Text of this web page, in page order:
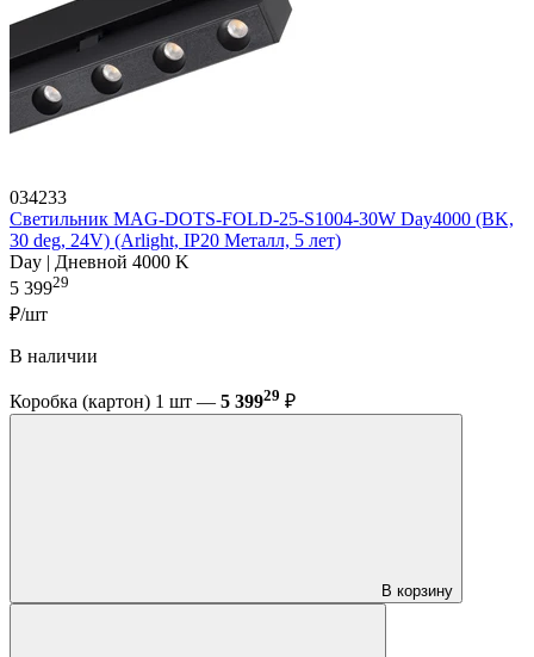
034233
Светильник MAG-DOTS-FOLD-25-S1004-30W Day4000 (BK,
30 deg, 24V) (Arlight, IP20 Металл, 5 лет)
Day | Дневной 4000 K
5 39929
₽/шт
В наличии
Коробка (картон) 1 шт — 5 39929 ₽
В корзину